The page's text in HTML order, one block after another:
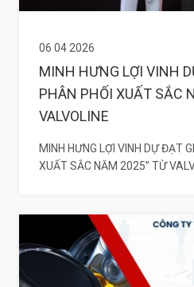
06 04 2026
MINH HƯNG LỢI VINH
PHÂN PHỐI XUẤT SẮC
VALVOLINE
MINH HƯNG LỢI VINH DỰ ĐẠT
XUẤT SẮC NĂM 2025” TỪ